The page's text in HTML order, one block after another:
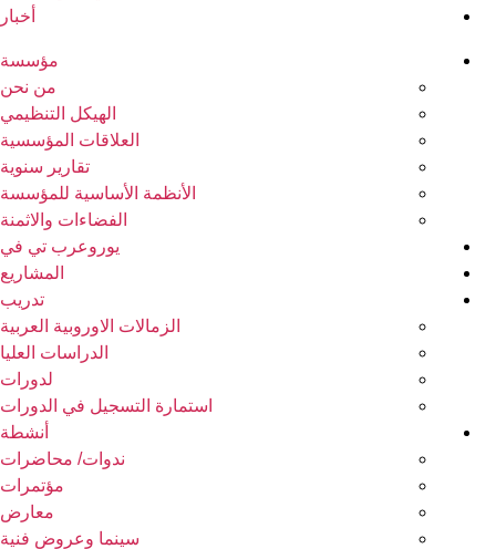
أخبار
مؤسسة
من نحن
الهيكل التنظيمي
العلاقات المؤسسية
تقارير سنوية
الأنظمة الأساسية للمؤسسة
الفضاءات والاثمنة
يوروعرب تي في
المشاريع
تدريب
الزمالات الاوروبية العربية
الدراسات العليا
لدورات
استمارة التسجيل في الدورات
أنشطة
ندوات/ محاضرات
مؤتمرات
معارض
سينما وعروض فنية